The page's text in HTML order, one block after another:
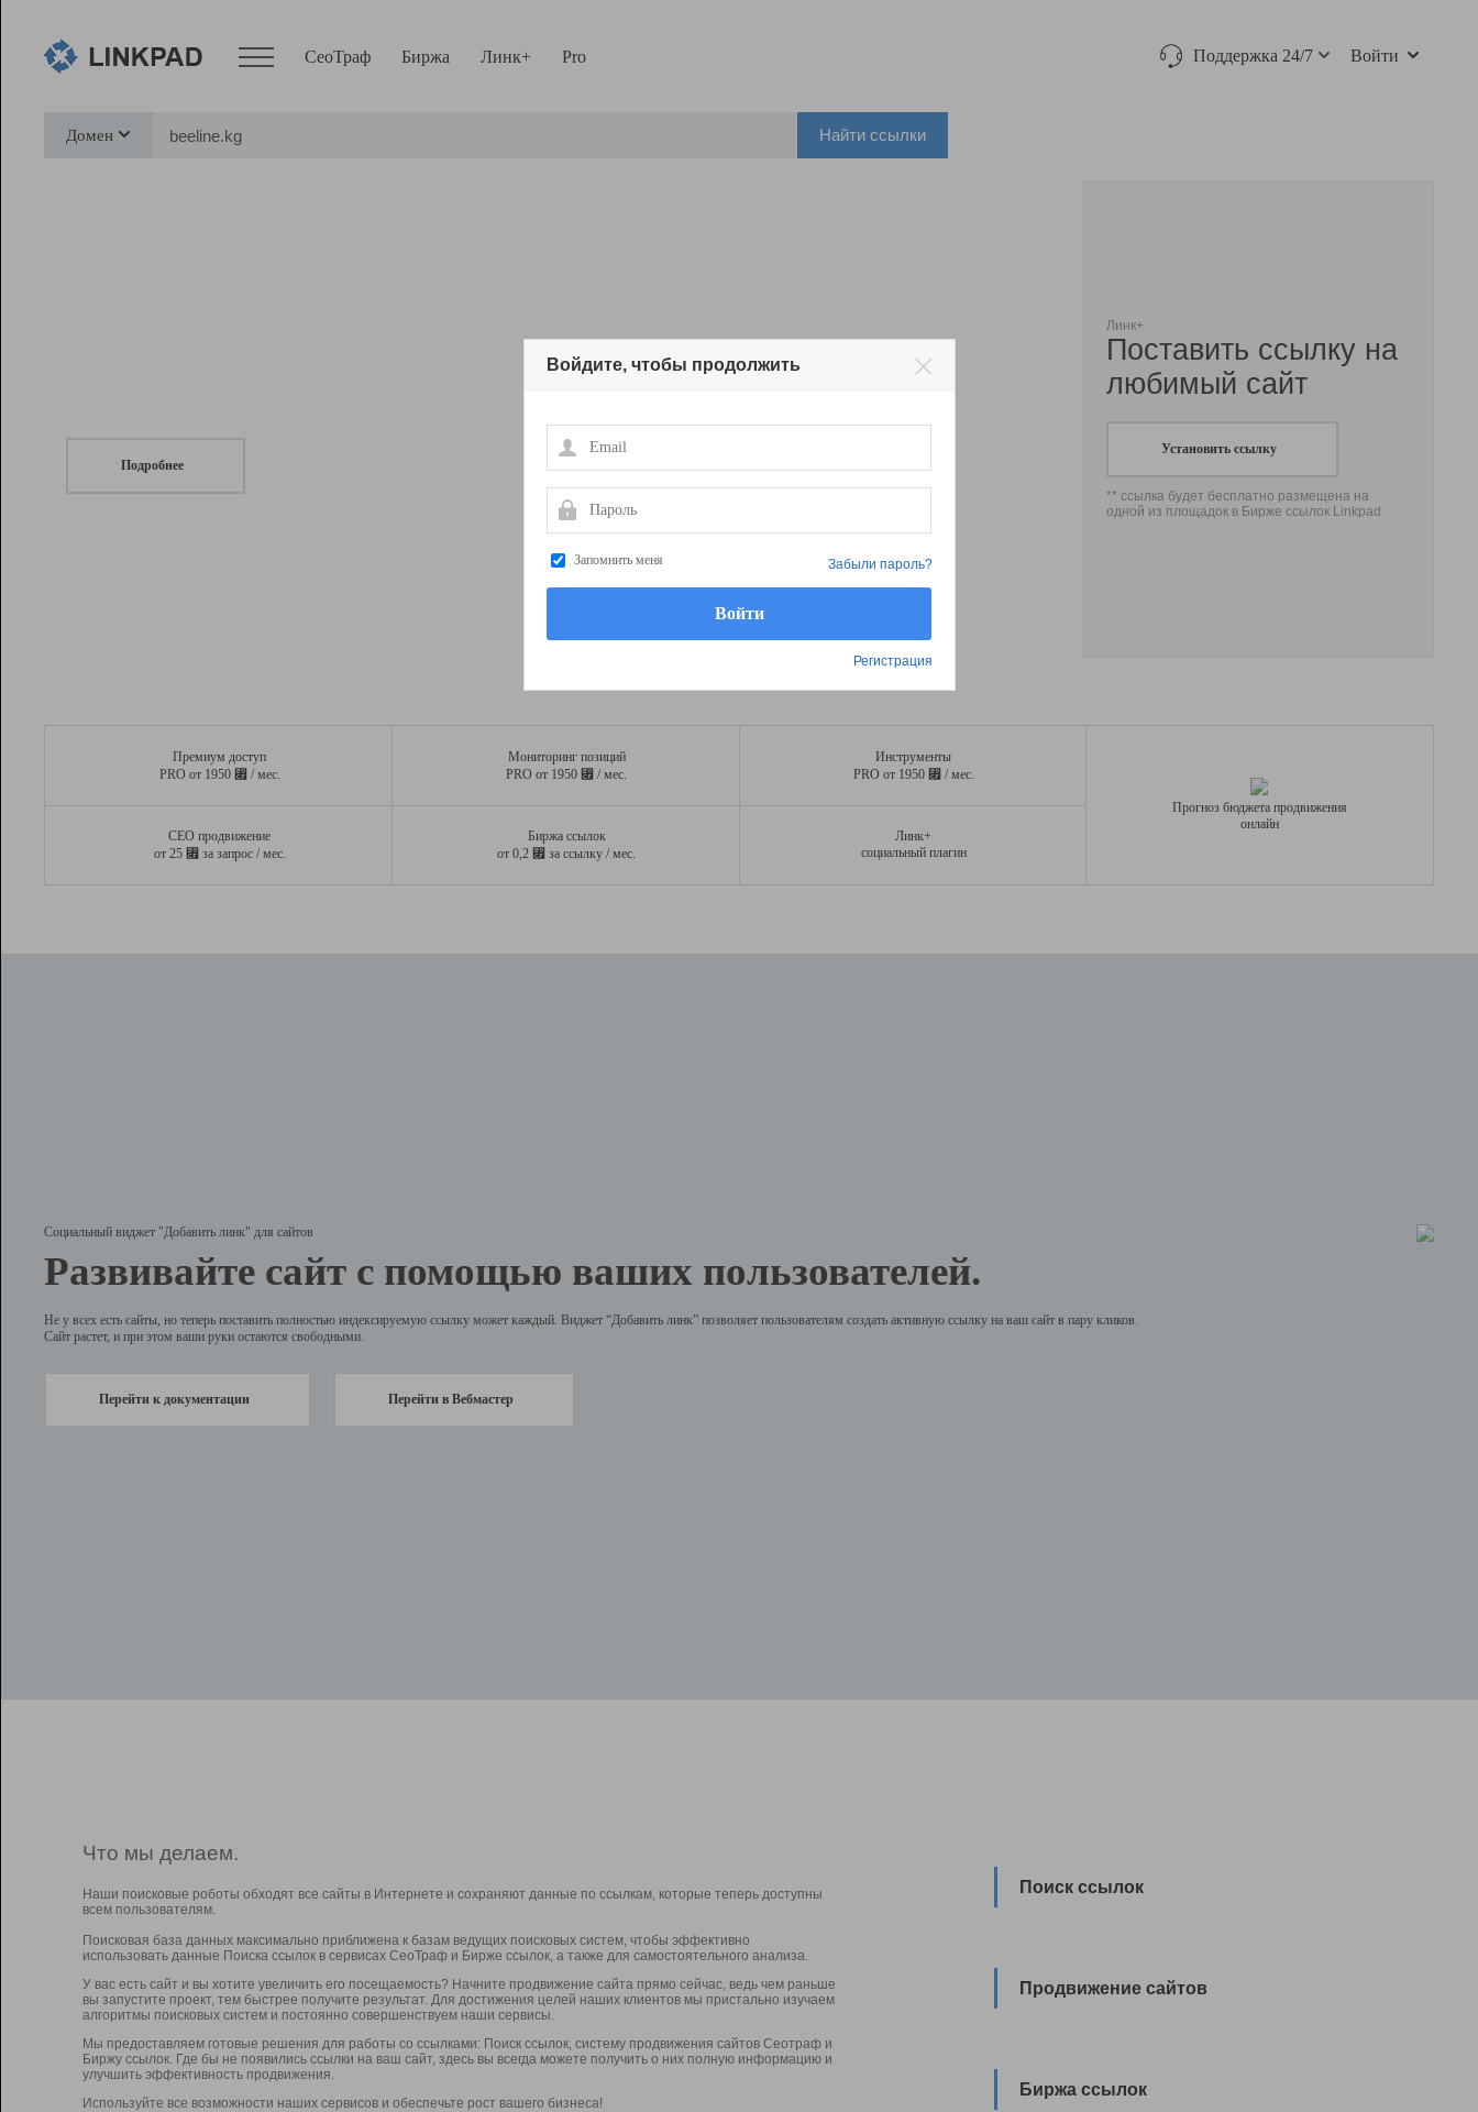
СеоТраф Биржа Линк+ Pro Поддержка 24/7 Войти
Домен Найти ссылки
Подробнее
Линк+
Поставить ссылку на
любимый сайт
Установить ссылку
** ссылка будет бесплатно размещена на
одной из площадок в Бирже ссылок Linkpad
Премиум доступ
PRO от 1950 ⃏ / мес.
Мониторинг позиций
PRO от 1950 ⃏ / мес.
Инструменты
PRO от 1950 ⃏ / мес.
СЕО продвижение
от 25 ⃏ за запрос / мес.
Биржа ссылок
от 0,2 ⃏ за ссылку / мес.
Линк+
социальный плагин
Прогноз бюджета продвижения
онлайн
Социальный виджет "Добавить линк" для сайтов
Развивайте сайт с помощью ваших пользователей.
Не у всех есть сайты, но теперь поставить полностью индексируемую ссылку может каждый. Виджет “Добавить линк” позволяет пользователям создать активную ссылку на ваш сайт в пару кликов.
Сайт растет, и при этом ваши руки остаются свободными.
Перейти к документации Перейти в Вебмастер
Что мы делаем.
Наши поисковые роботы обходят все сайты в Интернете и сохраняют данные по ссылкам, которые теперь доступны
всем пользователям.
Поисковая база данных максимально приближена к базам ведущих поисковых систем, чтобы эффективно
использовать данные Поиска ссылок в сервисах СеоТраф и Бирже ссылок, а также для самостоятельного анализа.
У вас есть сайт и вы хотите увеличить его посещаемость? Начните продвижение сайта прямо сейчас, ведь чем раньше
вы запустите проект, тем быстрее получите результат. Для достижения целей наших клиентов мы пристально изучаем
алгоритмы поисковых систем и постоянно совершенствуем наши сервисы.
Мы предоставляем готовые решения для работы со ссылками: Поиск ссылок, систему продвижения сайтов Сеотраф и
Биржу ссылок. Где бы не появились ссылки на ваш сайт, здесь вы всегда можете получить о них полную информацию и
улучшить эффективность продвижения.
Используйте все возможности наших сервисов и обеспечьте рост вашего бизнеса!
Поиск ссылок
Продвижение сайтов
Биржа ссылок
Войдите, чтобы продолжить
Email
Пароль
Запомнить меня
Регистрация
Забыли пароль?